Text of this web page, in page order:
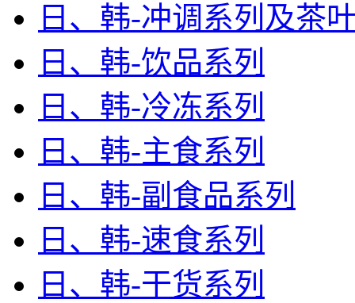
日、韩-冲调系列及茶
日、韩-饮品系列
日、韩-冷冻系列
日、韩-主食系列
日、韩-副食品系列
日、韩-速食系列
日、韩-干货系列